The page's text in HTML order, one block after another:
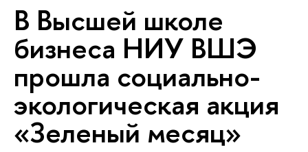
В Высшей школе
бизнеса НИУ ВШЭ
прошла социально-
экологическая акция
«Зеленый месяц»